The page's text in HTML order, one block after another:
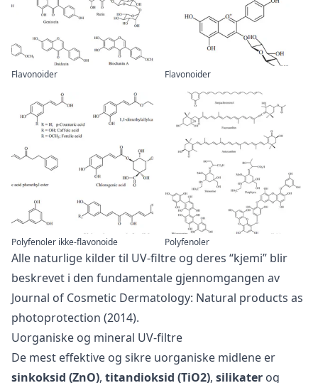
Flavonoider Flavonoider
Polyfenoler ikke-flavonoide Polyfenoler
Alle naturlige kilder til UV-filtre og deres “kjemi” blir
beskrevet i den fundamentale gjennomgangen av
Journal of Cosmetic Dermatology: Natural products as
photoprotection (2014).
Uorganiske og mineral UV-filtre
De mest effektive og sikre uorganiske midlene er
sinkoksid (ZnO), titandioksid (TiO2), silikater og